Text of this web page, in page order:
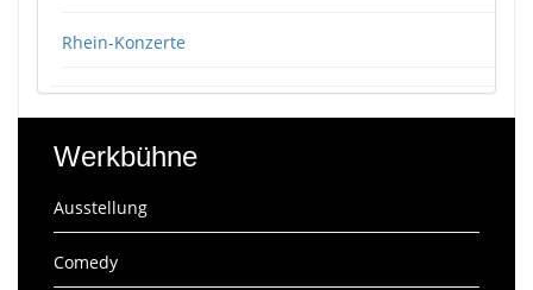
Rhein-Konzerte
Werkbühne
Ausstellung
Comedy